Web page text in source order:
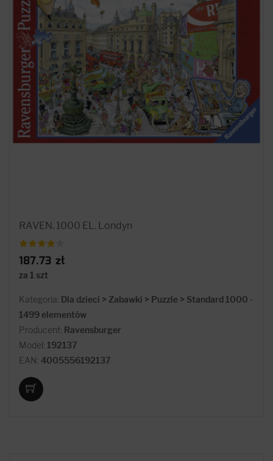
RAVEN. 1000 EL. Londyn
187.73 zł
za 1 szt
Kategoria: Dla dzieci > Zabawki > Puzzle > Standard 1000 -
1499 elementów
Producent: Ravensburger
Model: 192137
EAN: 4005556192137